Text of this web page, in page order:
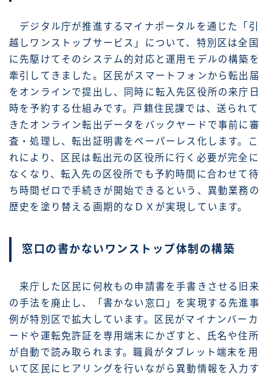
デジタル庁が推進するマイナポータルを通じた「引
越しワンストップサービス」について、特別区は全国
に先駆けてそのシステム的対応と運用モデルの構築を
牽引してきました。区民がスマートフォンから転出届
をオンラインで提出し、同時に転入先区役所の来庁日
時を予約する仕組みです。戸籍住民課では、送られて
きたオンライン転出データをバックヤードで事前に審
査・処理し、転出証明書をペーパーレス化します。こ
れにより、区民は転出元の区役所に行く必要が完全に
なくなり、転入先の区役所でも予約時間に合わせて待
ち時間ゼロで手続きが開始できるという、異動業務の
歴史を塗り替える画期的なＤＸが実現しています。
窓口の書かないワンストップ体制の構築
来庁した区民に何枚もの申請書を手書きさせる旧来
の手法を廃止し、「書かない窓口」を実現する先進事
例が特別区で拡大しています。区民がマイナンバーカ
ードや運転免許証を専用端末にかざすと、氏名や住所
が自動で読み取られます。職員がタブレット端末を用
いて区民にヒアリングを行いながら異動情報を入力す